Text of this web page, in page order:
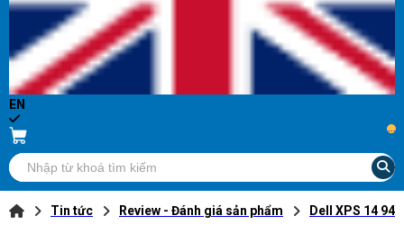
EN
...
Tin tức Review - Đánh giá sản phẩm Dell XPS 14